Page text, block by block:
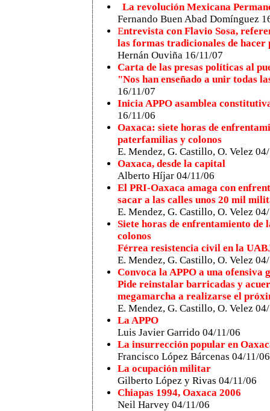
La revolución Mexicana
Fernando Buen Abad Domínguez
Entrevista con Flavio Sosa,
las formas tradicionales de
Hernán Ouviña 16/11/07
Carta de las presas políticas al
"Nos han enseñado a unir todas
16/11/07
Inicia APPO asamblea
16/11/06
Oaxaca: siete horas de
paterfamilias y colonos
E. Mendez, G. Castillo, O. Velez
Oaxaca, desde la capital
Alberto Híjar 04/11/06
El PRI-Oaxaca amaga con
sacar a las calles unos 20 mil
E. Mendez, G. Castillo, O. Velez
Siete horas de enfrentamiento
colonos
Férrea resistencia civil en la
E. Mendez, G. Castillo, O. Velez
Convoca la APPO a una ofensiva
Pide reinstalar barricadas y
megamarcha a realizarse el
E. Mendez, G. Castillo, O. Velez
La APPO
Luis Javier Garrido 04/11/06
La insurrección popular en
Francisco López Bárcenas 04/11/06
La ocupación militar
Gilberto López y Rivas 04/11/06
Chiapas 1994, Oaxaca 2006
Neil Harvey 04/11/06